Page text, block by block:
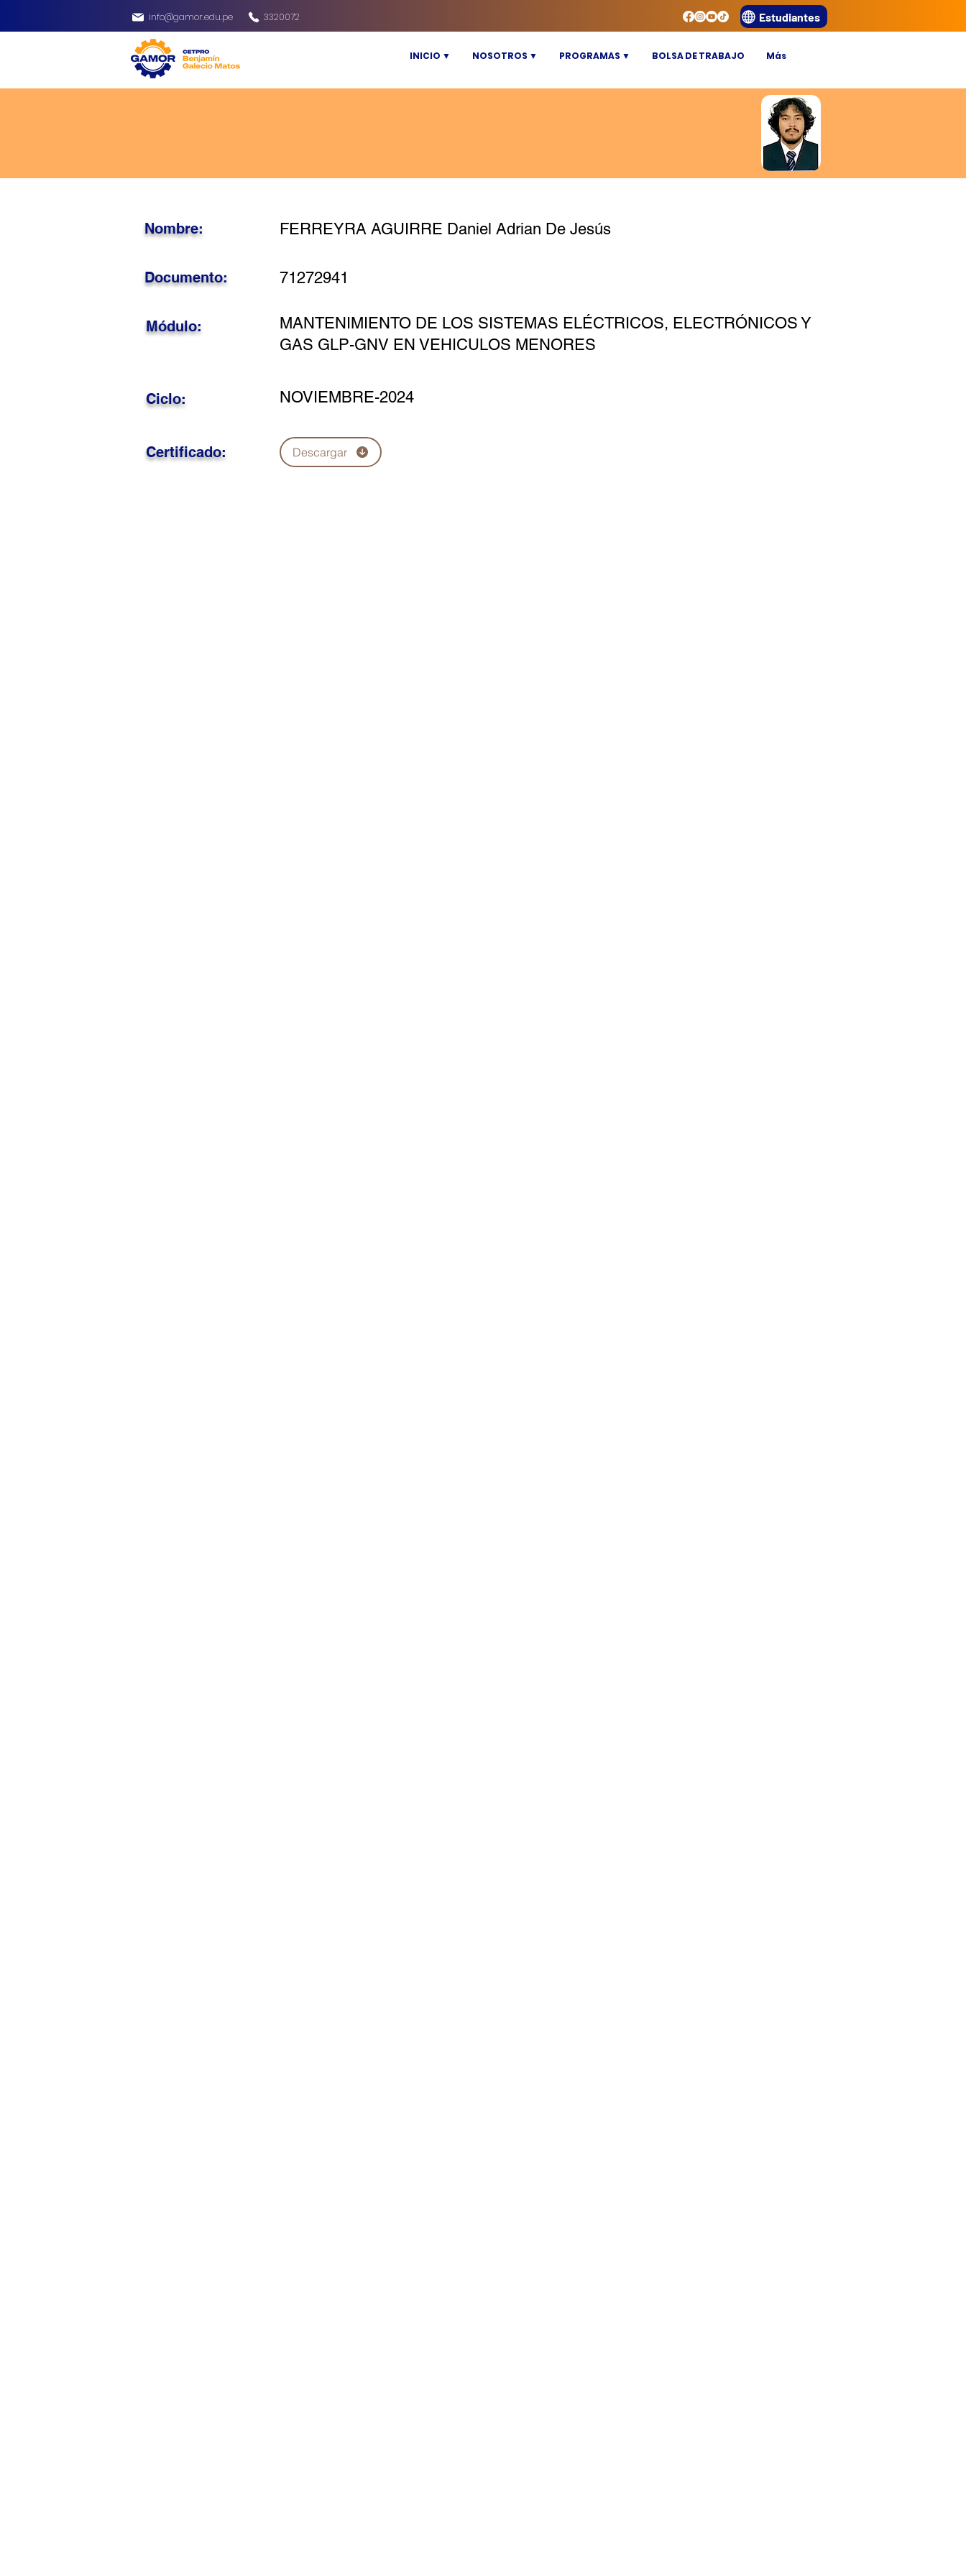
info@gamor.edu.pe 3320072 Estudiantes
INICIO ▼ NOSOTROS ▼ PROGRAMAS ▼ BOLSA DE TRABAJO Más
FERREYRA AGUIRRE Daniel Adrian De Jesús
Nombre:
71272941
Documento:
MANTENIMIENTO DE LOS SISTEMAS ELÉCTRICOS, ELECTRÓNICOS Y
GAS GLP-GNV EN VEHICULOS MENORES
Módulo:
NOVIEMBRE-2024
Ciclo:
Certificado: Descargar